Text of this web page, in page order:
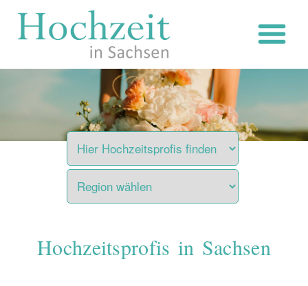
Inhalt
Hochzeitsprofis in Sachsen